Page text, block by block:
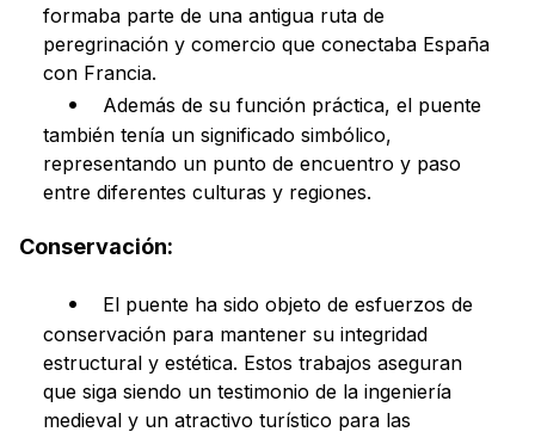
formaba parte de una antigua ruta de
peregrinación y comercio que conectaba España
con Francia.
Además de su función práctica, el puente
también tenía un significado simbólico,
representando un punto de encuentro y paso
entre diferentes culturas y regiones.
Conservación:
El puente ha sido objeto de esfuerzos de
conservación para mantener su integridad
estructural y estética. Estos trabajos aseguran
que siga siendo un testimonio de la ingeniería
medieval y un atractivo turístico para las